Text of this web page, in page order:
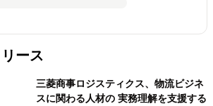
ース
三菱商事ロジスティクス、物流ビジネ
スに関わる人材の 実務理解を支援する